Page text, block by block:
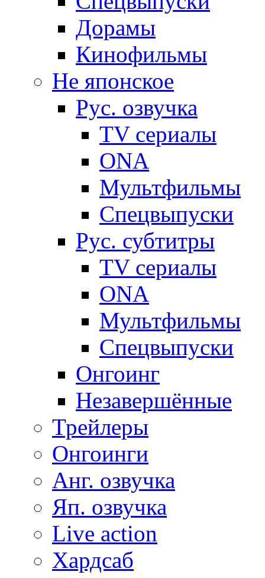
Дорамы
Кинофильмы
Не японское
Рус. озвучка
TV сериалы
ONA
Мультфильмы
Спецвыпуски
Рус. субтитры
TV сериалы
ONA
Мультфильмы
Спецвыпуски
Онгоинг
Незавершённые
Трейлеры
Онгоинги
Анг. озвучка
Яп. озвучка
Live action
Хардсаб